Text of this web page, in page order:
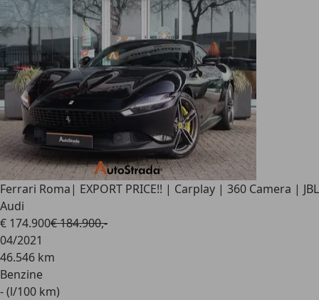
Ferrari Roma| EXPORT PRICE!! | Carplay | 360 Camera | JBL
Audi
€ 174.900€ 184.900,-
04/2021
46.546 km
Benzine
- (l/100 km)